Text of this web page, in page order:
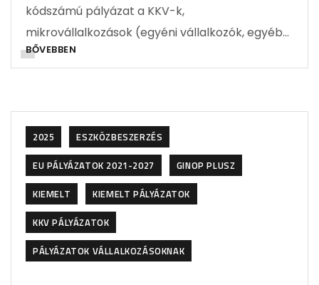
kódszámú pályázat a KKV-k,
mikrovállalkozások (egyéni vállalkozók, egyéb…
BŐVEBBEN
2025
ESZKÖZBESZERZÉS
EU PÁLYÁZATOK 2021-2027
GINOP PLUSZ
KIEMELT
KIEMELT PÁLYÁZATOK
KKV PÁLYÁZATOK
PÁLYÁZATOK VÁLLALKOZÁSOKNAK